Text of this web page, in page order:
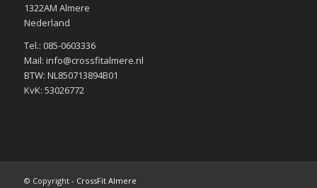
1322AM Almere
Nederland
Tel.: 085-0603336
Mail: info@crossfitalmere.nl
BTW: NL850713894B01
KvK: 53026772
© Copyright - CrossFit Almere